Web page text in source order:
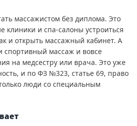
массажистом без диплома. Это
клиники и спа-салоны устроиться
и открыть массажный кабинет. А
спортивный массаж и вовсе
на медсестру или врача. Это уже
и по ФЗ №323, статье 69, право
люди со специальным